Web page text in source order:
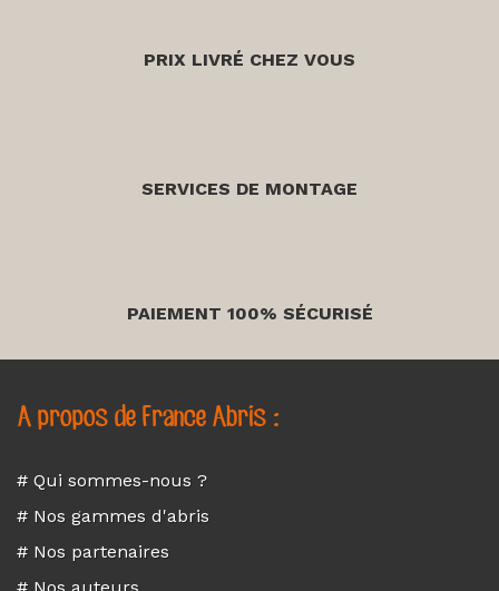
PRIX LIVRÉ CHEZ VOUS
SERVICES DE MONTAGE
PAIEMENT 100% SÉCURISÉ
A propos de France Abris :
# Qui sommes-nous ?
# Nos gammes d'abris
# Nos partenaires